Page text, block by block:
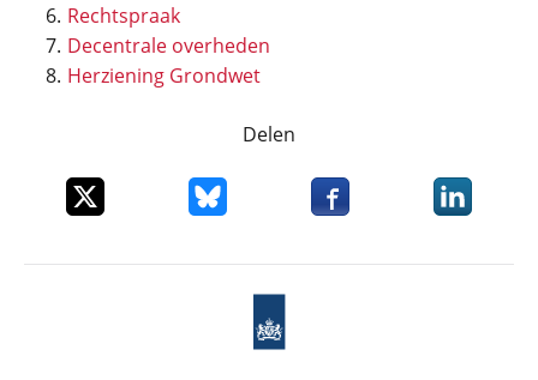
Rechtspraak
Decentrale overheden
Herziening Grondwet
Delen
Deel dit item op XDeel dit item op Bluesky
Deel dit item opDeel dit